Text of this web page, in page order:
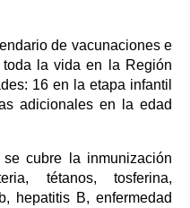
de vacunaciones e
la vida en la Región
16 en la etapa infantil
adicionales en la edad
cubre la inmunización
tétanos, tosferina,
hepatitis B, enfermedad